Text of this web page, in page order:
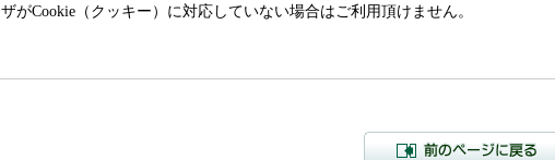
Cookie（クッキー）に対応していない場合はご利用頂けません。